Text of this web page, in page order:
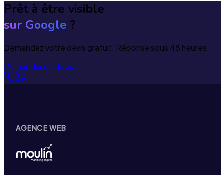
Prêt à être visible
sur Google ?
Demandez votre devis gratuit. Réponse sous 48 heures.
Demander un devis→
AGENCE WEB